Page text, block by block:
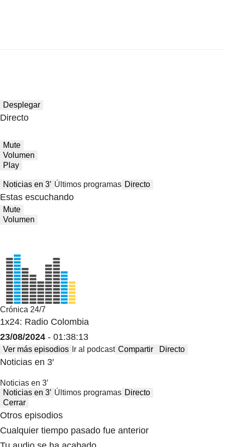
Desplegar
Directo
Mute
Volumen
Play
Noticias en 3′ Últimos programas Directo
Estas escuchando
Mute
Volumen
Crónica 24/7
1x24: Radio Colombia
23/08/2024 - 01:38:13
Ver más episodios Ir al podcast Compartir Directo
Noticias en 3′
Noticias en 3′
Noticias en 3′ Últimos programas Directo
Cerrar
Otros episodios
Cualquier tiempo pasado fue anterior